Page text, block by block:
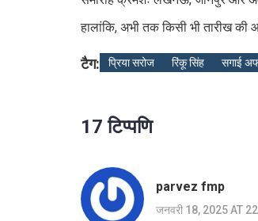
हालांकि, अभी तक किसी भी तारीख की
टैग: प्रिया सरोज रिंकू सिंह सगाई
17 टिप्पणि
parvez fmp
जनवरी 18, 2025 AT